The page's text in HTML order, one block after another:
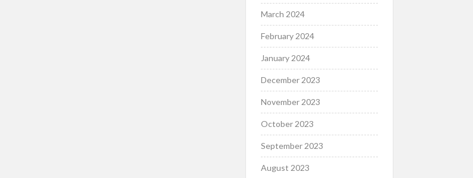
March 2024
February 2024
January 2024
December 2023
November 2023
October 2023
September 2023
August 2023